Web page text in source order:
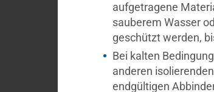
aufgetragene
sauberem Wasser
geschützt werden,
Bei kalten
anderen
endgültigen